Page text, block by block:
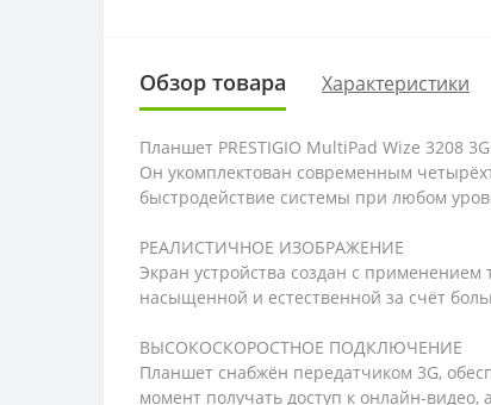
Обзор товара Характеристики
Планшет PRESTIGIO MultiPad Wize 3208
Он укомплектован современным
быстродействие системы при любом
РЕАЛИСТИЧНОЕ ИЗОБРАЖЕНИЕ
Экран устройства создан с применением
насыщенной и естественной за счёт
ВЫСОКОСКОРОСТНОЕ ПОДКЛЮЧЕНИЕ
Планшет снабжён передатчиком 3G,
момент получать доступ к онлайн-